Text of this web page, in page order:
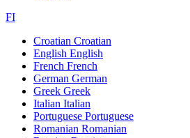
FI
Croatian Croatian
English English
French French
German German
Greek Greek
Italian Italian
Portuguese Portuguese
Romanian Romanian